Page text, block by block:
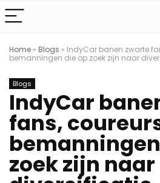
Home » Blogs » IndyCar banen zwarte
bemanningen die op zoek zijn naar
Blogs
IndyCar
fans,
zoek zijn naar